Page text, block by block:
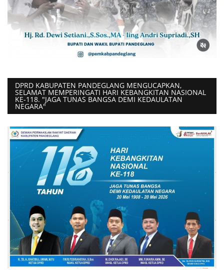
DPRD KABUPATEN PANDEGLANG MENGUCAPKAN,
SELAMAT MEMPERINGATI HARI KEBANGKITAN NASIONAL
KE-118. "JAGA TUNAS BANGSA DEMI KEDAULATAN
NEGARA"